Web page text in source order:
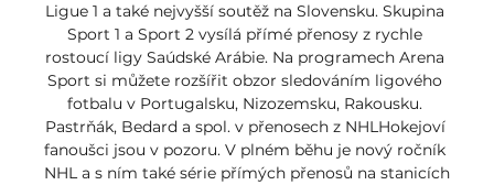
Ligue 1 a také nejvyšší soutěž na Slovensku. Skupina
Sport 1 a Sport 2 vysílá přímé přenosy z rychle
rostoucí ligy Saúdské Arábie. Na programech Arena
Sport si můžete rozšířit obzor sledováním ligového
fotbalu v Portugalsku, Nizozemsku, Rakousku.
Pastrňák, Bedard a spol. v přenosech z NHLHokejoví
fanoušci jsou v pozoru. V plném běhu je nový ročník
NHL a s ním také série přímých přenosů na stanicích